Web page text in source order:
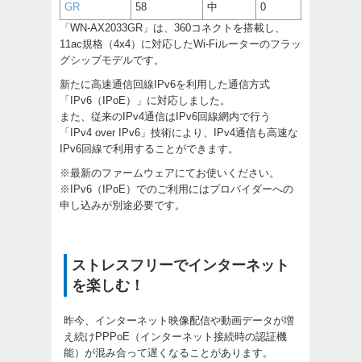
GR
58
中
0
「WN-AX2033GR」は、360コネクトを搭載し、
11ac規格（4x4）に対応したWi-Fiルーターのフラッ
グシップモデルです。
新たに高速通信回線IPv6を利用した通信方式
「IPv6（IPoE）」に対応しました。
また、従来のIPv4通信はIPv6回線網内で行う
「IPv4 over IPv6」技術により、IPv4通信も高速な
IPv6回線で利用することができます。
※最新のファームウェアにてお使いください。
※IPv6（IPoE）でのご利用にはプロバイダーへの
申し込みが別途必要です。
ストレスフリーでインターネット
を楽しむ！
昨今、インターネット映像配信や動画データが増
え続けPPPoE（インターネット接続時の認証機
能）が混み合って遅くなることがあります。